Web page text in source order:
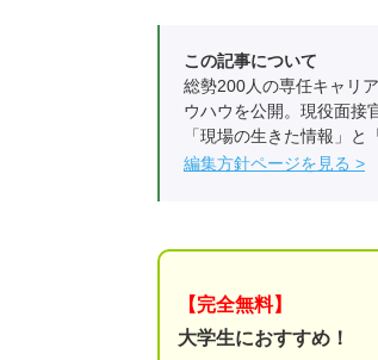
この記事について
総勢200人の専任キャリ
ウハウを公開。現役面接
「現場の生きた情報」
編集方針ページを見る
【完全無料】
大学生におすすめ！